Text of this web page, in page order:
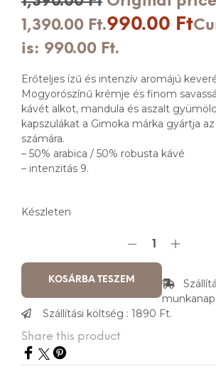
1,390.00 Ft.990.00 Ft
is: 990.00 Ft.
Erőteljes ízű és intenzív aromájú
Mogyorószínű krémje és finom
kávét alkot, mandula és aszalt
kapszulákat a Gimoka márka gyártja
számára.
– 50% arabica / 50% robusta kávé
– intenzitás 9.
Készleten
KOSÁRBA TESZEM
munkanap
Szállítási költség : 1890 Ft.
Share this product